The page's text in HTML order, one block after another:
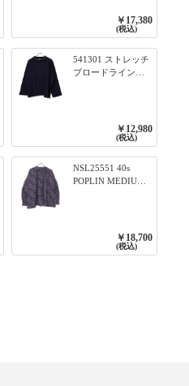
ワンピース 79ネイ
￥17,380
(税込)
541301 ストレッチ
ブロードライン入
リブプルオーバー
79ネイビー
￥12,980
(税込)
NSL25551 40s
POPLIN MEDIUM
3800NAVY BASE
￥18,700
(税込)